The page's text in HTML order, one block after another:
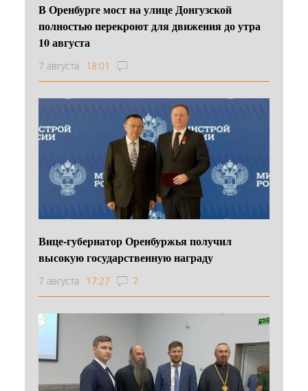
В Оренбурге мост на улице Донгузской
полностью перекроют для движения до утра
10 августа
7 августа 18:01
Вице-губернатор Оренбуржья получил
высокую государственную награду
7 августа 17:27 7